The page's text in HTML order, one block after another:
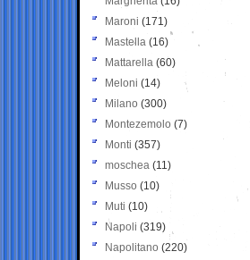
Maroni (171)
Mastella (16)
Mattarella (60)
Meloni (14)
Milano (300)
Montezemolo (7)
Monti (357)
moschea (11)
Musso (10)
Muti (10)
Napoli (319)
Napolitano (220)